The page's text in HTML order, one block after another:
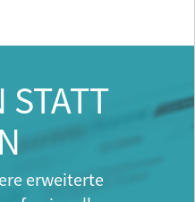
STATT
erweiterte